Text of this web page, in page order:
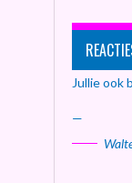
Jullie ook
—